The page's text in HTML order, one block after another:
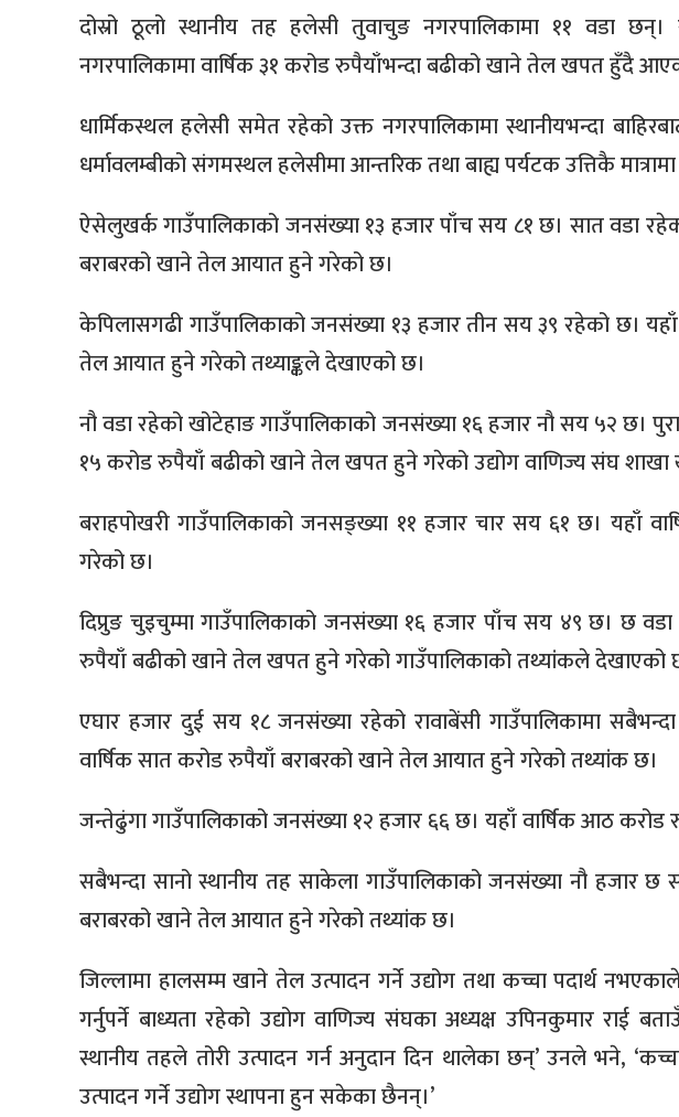
दोस्रो ठूलो स्थानीय तह हलेसी तुवाचुङ नगरपालिकामा ११ वडा
नगरपालिकामा वार्षिक ३१ करोड रुपैयाँभन्दा बढीको खाने तेल खपत हुँदै
धार्मिकस्थल हलेसी समेत रहेको उक्त नगरपालिकामा स्थानीयभन्दा
धर्मावलम्बीको संगमस्थल हलेसीमा आन्तरिक तथा बाह्य पर्यटक उत्तिकै
ऐसेलुखर्क गाउँपालिकाको जनसंख्या १३ हजार पाँच सय ८१ छ। सात वडा
बराबरको खाने तेल आयात हुने गरेको छ।
केपिलासगढी गाउँपालिकाको जनसंख्या १३ हजार तीन सय ३९ रहेको छ। यहाँ
तेल आयात हुने गरेको तथ्याङ्कले देखाएको छ।
नौ वडा रहेको खोटेहाङ गाउँपालिकाको जनसंख्या १६ हजार नौ सय ५२ छ।
१५ करोड रुपैयाँ बढीको खाने तेल खपत हुने गरेको उद्योग वाणिज्य संघ शाखा
बराहपोखरी गाउँपालिकाको जनसङ्ख्या ११ हजार चार सय ६१ छ। यहाँ
गरेको छ।
दिप्रुङ चुइचुम्मा गाउँपालिकाको जनसंख्या १६ हजार पाँच सय ४९ छ। छ वडा
रुपैयाँ बढीको खाने तेल खपत हुने गरेको गाउँपालिकाको तथ्यांकले देखाएको
एघार हजार दुई सय १८ जनसंख्या रहेको रावाबेंसी गाउँपालिकामा
वार्षिक सात करोड रुपैयाँ बराबरको खाने तेल आयात हुने गरेको तथ्यांक छ।
जन्तेढुंगा गाउँपालिकाको जनसंख्या १२ हजार ६६ छ। यहाँ वार्षिक आठ
सबैभन्दा सानो स्थानीय तह साकेला गाउँपालिकाको जनसंख्या नौ हजार
बराबरको खाने तेल आयात हुने गरेको तथ्यांक छ।
जिल्लामा हालसम्म खाने तेल उत्पादन गर्ने उद्योग तथा कच्चा पदार्थ
गर्नुपर्ने बाध्यता रहेको उद्योग वाणिज्य संघका अध्यक्ष उपिनकुमार राई
स्थानीय तहले तोरी उत्पादन गर्न अनुदान दिन थालेका छन्’ उनले भने,
उत्पादन गर्ने उद्योग स्थापना हुन सकेका छैनन्।’